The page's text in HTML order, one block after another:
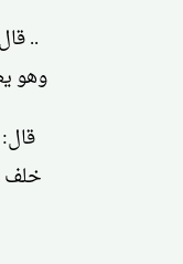
..
وهو
خلف